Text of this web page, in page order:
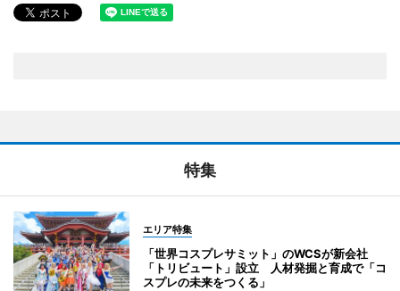
特集
エリア特集
「世界コスプレサミット」のWCSが新会社
「トリビュート」設立 人材発掘と育成で「コ
スプレの未来をつくる」